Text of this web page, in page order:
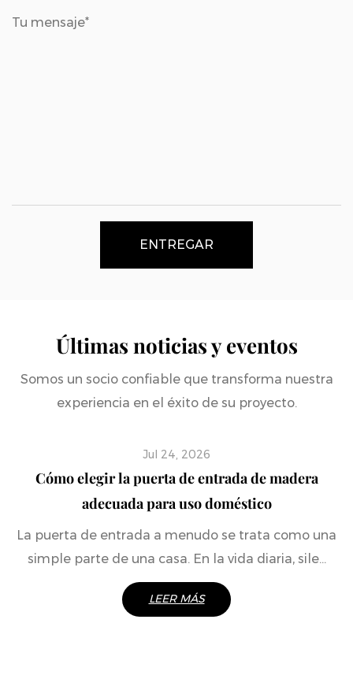
ENTREGAR
Últimas noticias y eventos
Somos un socio confiable que transforma nuestra
experiencia en el éxito de su proyecto.
Jul 24, 2026
Cómo elegir la puerta de entrada de madera
adecuada para uso doméstico
La puerta de entrada a menudo se trata como una
simple parte de una casa. En la vida diaria, sile...
LEER MÁS